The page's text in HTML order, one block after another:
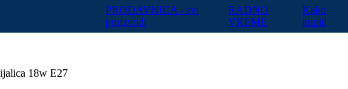
PRODAVNICA - svi
proizvodi
RADNO
VREME
Kako
kupiti
18w E27